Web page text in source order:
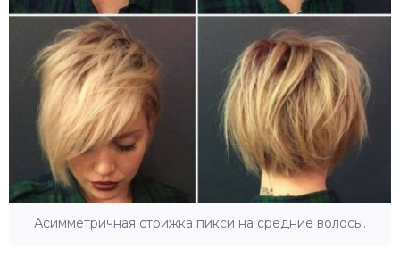
Асимметричная стрижка пикси на средние волосы.